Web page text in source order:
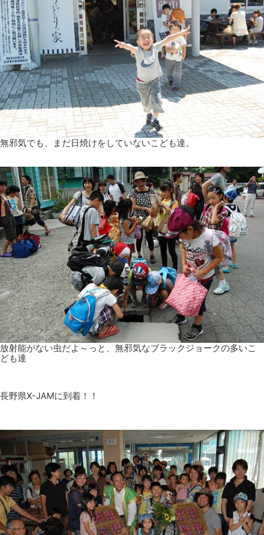
無邪気でも、まだ日焼けをしていないこども達。
放射能がない虫だよ～っと、無邪気なブラックジョークの多いこ
ども達
長野県X-JAMに到着！！